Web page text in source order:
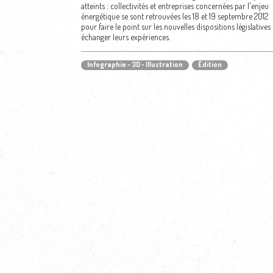
atteints : collectivités et entreprises concernées par l'enjeu
énergétique se sont retrouvées les 18 et 19 septembre 2012
pour faire le point sur les nouvelles dispositions législatives
échanger leurs expériences.
Infographie - 3D - Illustration Édition